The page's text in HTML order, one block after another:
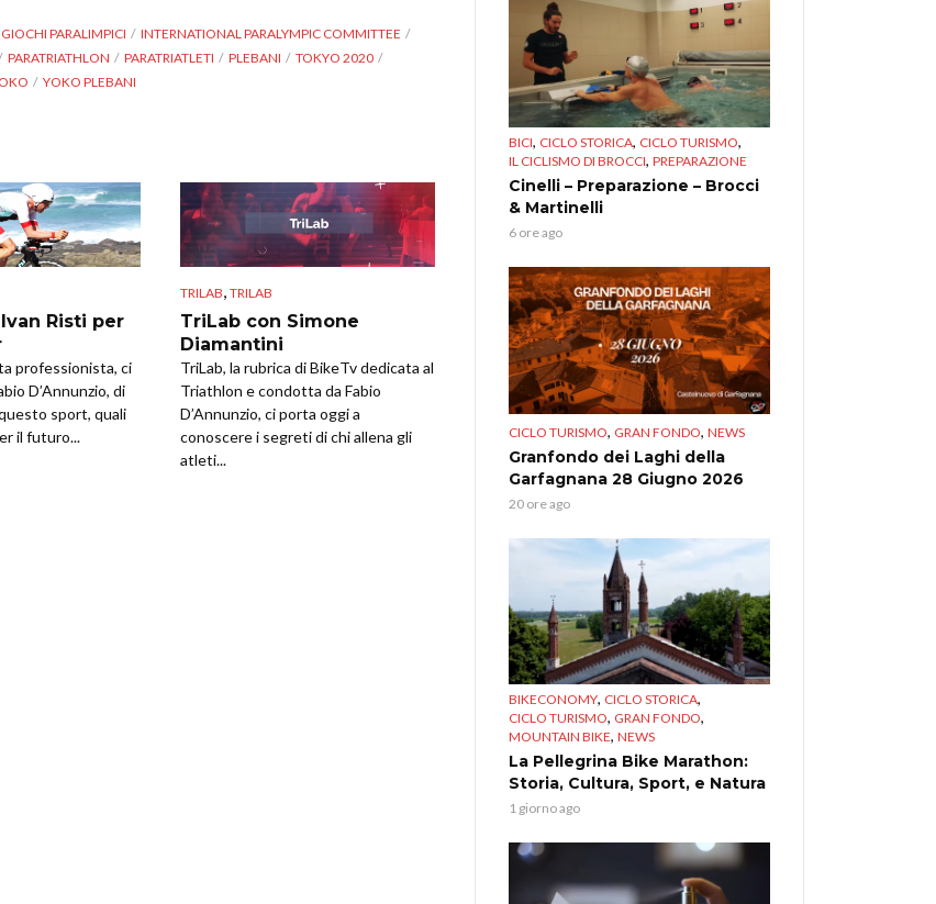
GIOCHI PARALIMPICI
INTERNATIONAL PARALYMPIC COMMITTEE
PARATRIATHLON PARATRIATLETI PLEBANI
TOKYO 2020
YOKO PLEBANI
Risti per
professionista, ci
D’Annunzio, di
sport, quali
il futuro...
TRILAB, TRILAB
TriLab con Simone
Diamantini
TriLab, la rubrica di BikeTv dedicata al
Triathlon e condotta da Fabio
D’Annunzio, ci porta oggi a
conoscere i segreti di chi allena gli
atleti...
BICI, CICLO STORICA, CICLO TURISMO,
IL CICLISMO DI BROCCI, PREPARAZIONE
Cinelli – Preparazione – Brocci
& Martinelli
6 ore ago
CICLO TURISMO, GRAN FONDO, NEWS
Granfondo dei Laghi della
Garfagnana 28 Giugno 2026
20 ore ago
BIKECONOMY, CICLO STORICA,
CICLO TURISMO, GRAN FONDO,
MOUNTAIN BIKE, NEWS
La Pellegrina Bike Marathon:
Storia, Cultura, Sport, e Natura
1 giorno ago